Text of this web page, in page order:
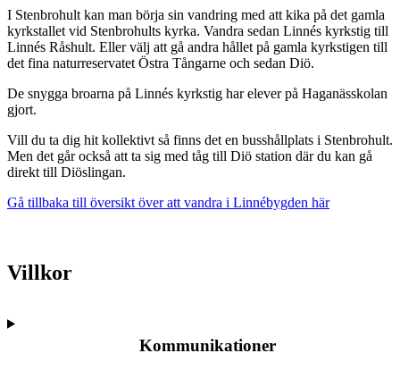
I Stenbrohult kan man börja sin vandring med att kika på det gamla
kyrkstallet vid Stenbrohults kyrka. Vandra sedan Linnés kyrkstig till
Linnés Råshult. Eller välj att gå andra hållet på gamla kyrkstigen till
det fina naturreservatet Östra Tångarne och sedan Diö.
De snygga broarna på Linnés kyrkstig har elever på Haganässkolan
gjort.
Vill du ta dig hit kollektivt så finns det en busshållplats i Stenbrohult.
Men det går också att ta sig med tåg till Diö station där du kan gå
direkt till Diöslingan.
Gå tillbaka till översikt över att vandra i Linnébygden här
Villkor
Kommunikationer